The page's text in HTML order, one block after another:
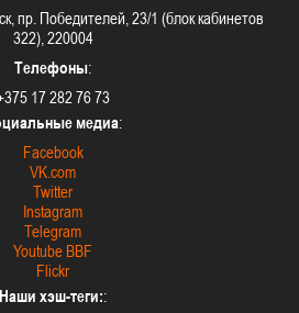
пр. Победителей, 23/1 (блок кабинетов
322), 220004
Телефоны:
17 282 76 73
медиа:
Facebook
VK.com
Twitter
Instagram
Telegram
Youtube BBF
Flickr
Наши хэш-теги::